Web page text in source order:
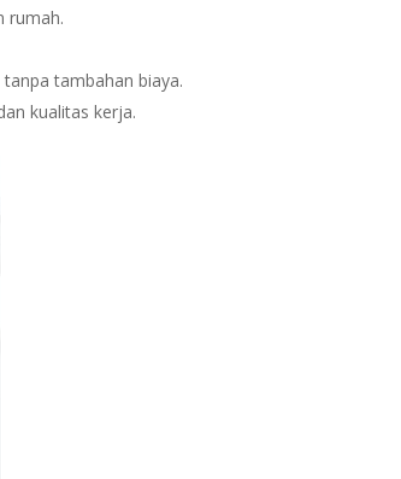
rumah.
tambahan biaya.
kualitas kerja.